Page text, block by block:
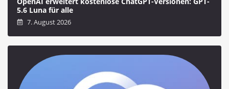
5.6 Luna für alle
7. August 2026